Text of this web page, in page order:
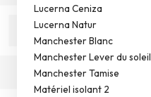
Lucerna Ceniza
Lucerna Natur
Manchester Blanc
Manchester Lever du soleil
Manchester Tamise
Matériel isolant 2